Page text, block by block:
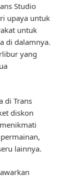
Studio
upaya untuk
untuk
di dalamnya.
yang
di Trans
diskon
lainnya.